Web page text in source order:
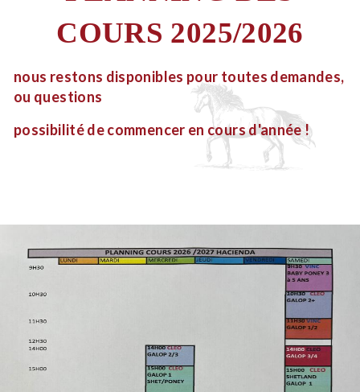
COURS 2025/2026
nous restons disponibles pour toutes demandes,
ou questions
possibilité de commencer en cours d'année !